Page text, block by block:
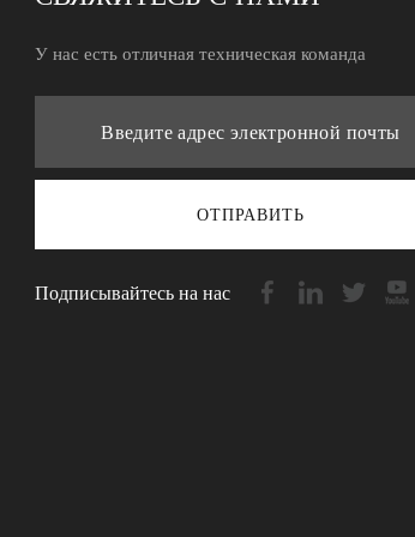
У нас есть отличная техническая команда
ОТПРАВИТЬ
Подписывайтесь на нас